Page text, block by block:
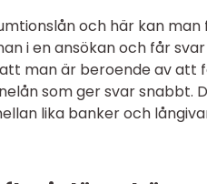
och här kan
i en ansökan och får
man är beroende av att
som ger svar snabbt.
lika banker och